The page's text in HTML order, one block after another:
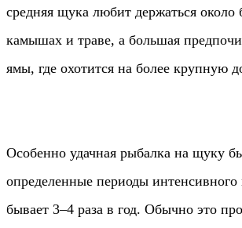
средняя щука любит держаться около
камышах и траве, а большая
ямы, где охотится на более крупную
Особенно удачная рыбалка на щуку
определенные периоды
бывает 3–4 раза в год. Обычно это